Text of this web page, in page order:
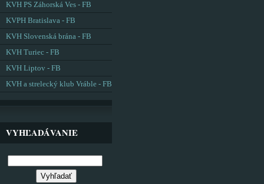
KVH PS Záhorská Ves - FB
KVPH Bratislava - FB
KVH Slovenská brána - FB
KVH Turiec - FB
KVH Liptov - FB
KVH a strelecký klub Vráble - FB
VYHĽADÁVANIE